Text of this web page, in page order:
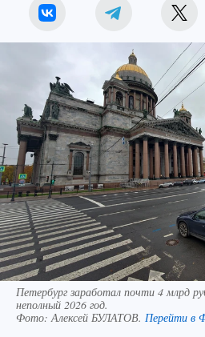
Петербург заработал почти 4 млрд
неполный 2026 год.
Фото: Алексей БУЛАТОВ. Перейти в